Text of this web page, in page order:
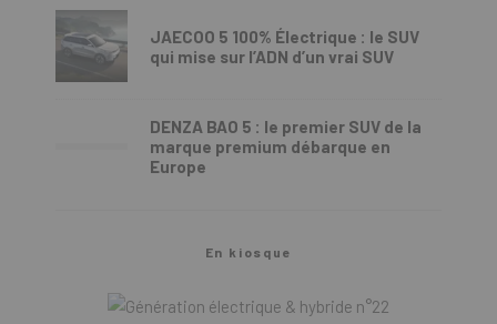
JAECOO 5 100% Électrique : le SUV
qui mise sur l’ADN d’un vrai SUV
DENZA BAO 5 : le premier SUV de la
marque premium débarque en
Europe
En kiosque